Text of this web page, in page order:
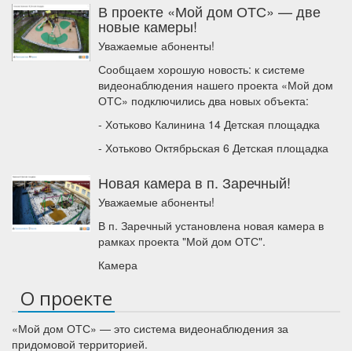
В проекте «Мой дом ОТС» — две
новые камеры!
Уважаемые абоненты!
Сообщаем хорошую новость: к системе
видеонаблюдения нашего проекта «Мой дом
ОТС» подключились два новых объекта:
- Хотьково Калинина 14 Детская площадка
- Хотьково Октябрьская 6 Детская площадка
Новая камера в п. Заречный!
Уважаемые абоненты!
В п. Заречный установлена новая камера в
рамках проекта "Мой дом ОТС".
Камера
О проекте
«Мой дом ОТС» — это система видеонаблюдения за
придомовой территорией.